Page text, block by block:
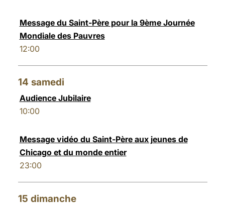
Message du Saint-Père pour la 9ème Journée
Mondiale des Pauvres
12:00
14 samedi
Audience Jubilaire
10:00
Message vidéo du Saint-Père aux jeunes de
Chicago et du monde entier
23:00
15 dimanche